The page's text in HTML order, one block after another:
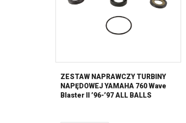
ZESTAW NAPRAWCZY TURBINY
NAPĘDOWEJ YAMAHA 760 Wave
Blaster II ’96-’97 ALL BALLS